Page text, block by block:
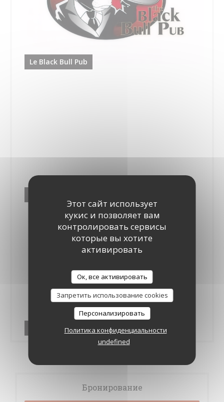
Этот сайт использует
кукис и позволяет вам
контролировать сервисы
которые вы хотите
активировать
Ок, все активировать
Запретить использование cookies
Персонализировать
Политика конфиденциальности
undefined
Le Black Bull Pub
Бронирование